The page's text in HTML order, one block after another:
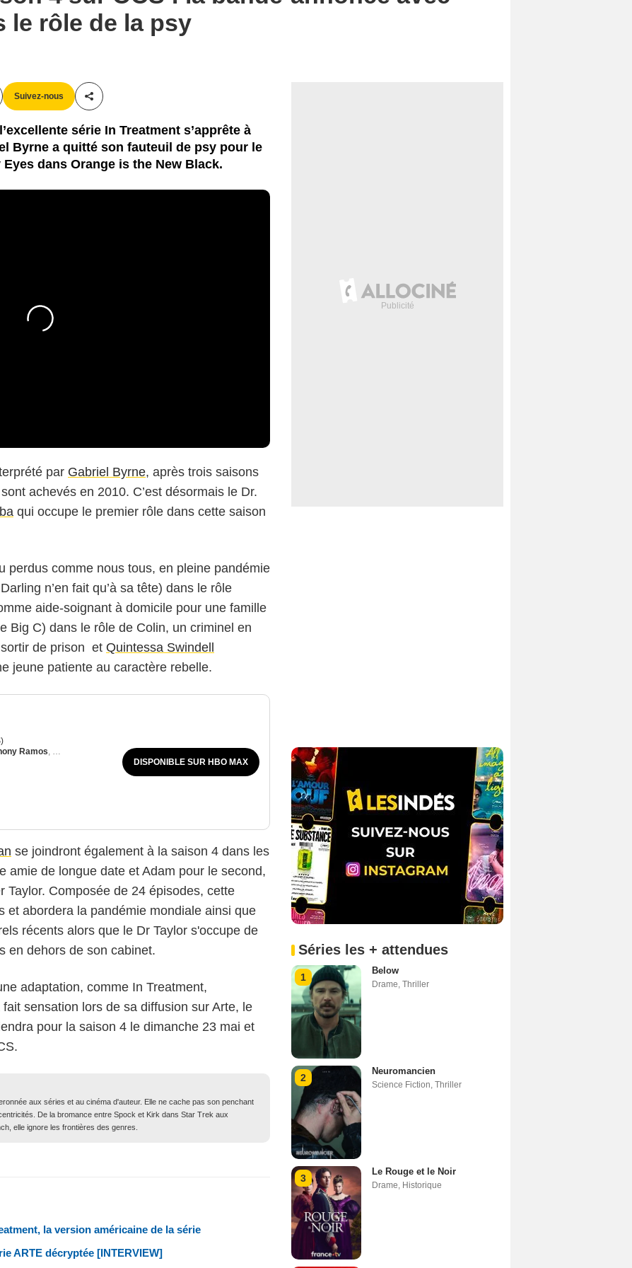
le rôle de la psy
Suivez-nous
Partager cet article
série In Treatment s’apprête à
Byrne a quitté son fauteuil de psy pour le
dans Orange is the New Black.
par Gabriel Byrne, après trois saisons
achevés en 2010. C’est désormais le Dr.
qui occupe le premier rôle dans cette saison
perdus comme nous tous, en pleine pandémie
n’en fait qu’à sa tête) dans le rôle
aide-soignant à domicile pour une famille
Big C) dans le rôle de Colin, un criminel en
de prison et Quintessa Swindell
jeune patiente au caractère rebelle.
Ramos, John Benjamin Hickey
DISPONIBLE SUR HBO MAX
se joindront également à la saison 4 dans les
amie de longue date et Adam pour le second,
Taylor. Composée de 24 épisodes, cette
et abordera la pandémie mondiale ainsi que
récents alors que le Dr Taylor s'occupe de
en dehors de son cabinet.
adaptation, comme In Treatment,
sensation lors de sa diffusion sur Arte, le
pour la saison 4 le dimanche 23 mai et
aux séries et au cinéma d'auteur. Elle ne cache pas son penchant
De la bromance entre Spock et Kirk dans Star Trek aux
elle ignore les frontières des genres.
la version américaine de la série
ARTE décryptée [INTERVIEW]
Séries les + attendues
1
Below
Drame Thriller
2
Neuromancien
Science Fiction Thriller
3
Le Rouge et le Noir
Drame Historique